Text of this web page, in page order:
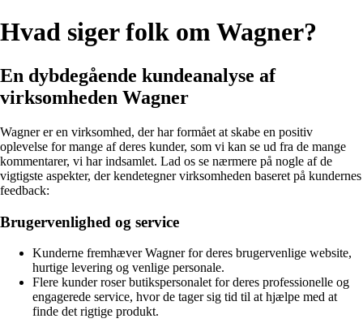
Hvad siger folk om Wagner?
En dybdegående kundeanalyse af
virksomheden Wagner
Wagner er en virksomhed, der har formået at skabe en positiv
oplevelse for mange af deres kunder, som vi kan se ud fra de mange
kommentarer, vi har indsamlet. Lad os se nærmere på nogle af de
vigtigste aspekter, der kendetegner virksomheden baseret på kundernes
feedback:
Brugervenlighed og service
Kunderne fremhæver Wagner for deres brugervenlige website,
hurtige levering og venlige personale.
Flere kunder roser butikspersonalet for deres professionelle og
engagerede service, hvor de tager sig tid til at hjælpe med at
finde det rigtige produkt.